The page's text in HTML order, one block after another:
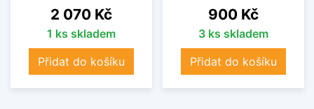
Cena
2 070 Kč
1 ks skladem
Přidat do košíku
Cena
900 Kč
3 ks skladem
Přidat do košíku